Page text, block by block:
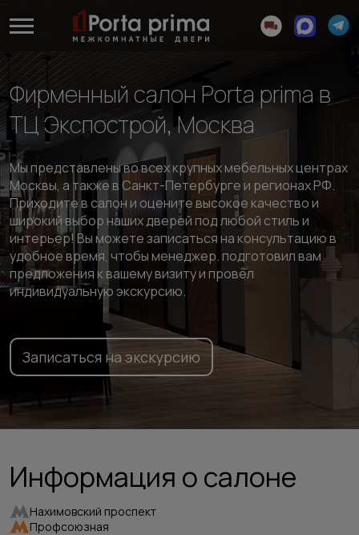
Фирменный салон Porta prima в
ТЦ Экспострой, Москва
Мы представлены во всех крупных мебельных центрах
Москвы, а также в Санкт-Петербурге и регионах РФ.
Приходите в салон и оцените высокое качество и
широкий выбор наших дверей под любой стиль и
интерьер! Вы можете записаться на консультацию в
удобное время, чтобы менеджер. подготовил вам
предложения к вашему визиту и провёл
индивидуальную экскурсию.
Записаться на экскурсию
Информация о салоне
Нахимовский проспект
Профсоюзная